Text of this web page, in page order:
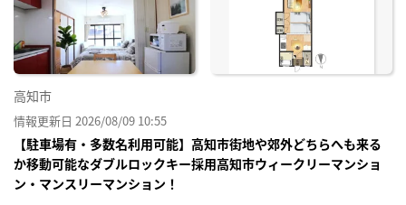
高知市
情報更新日 2026/08/09 10:55
【駐車場有・多数名利用可能】高知市街地や郊外どちらへも来る
か移動可能なダブルロックキー採用高知市ウィークリーマンショ
ン・マンスリーマンション！